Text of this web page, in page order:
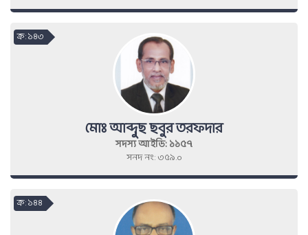
মোঃ আব্দুছ ছবুর তরফদার
সদস্য আইডি: ১১৫৭
সনদ নং: ৩৫৯.০
ক্র : ১৪৩
ক্র : ১৪৪